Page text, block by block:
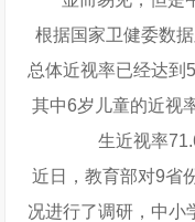
根据国家卫健委数
总体近视率已经达到
其中6岁儿童的近视
生近视率
近日，教育部对9省
况进行了调研，中小